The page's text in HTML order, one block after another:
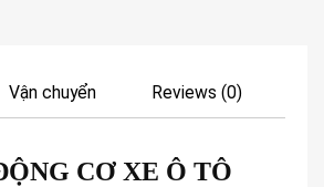
Vận chuyển Reviews (0)
CƠ XE Ô TÔ